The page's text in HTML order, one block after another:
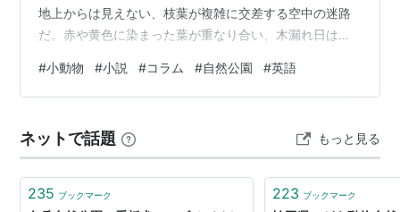
地上からは見えない、枝葉が複雑に交差する空中の迷路
だ。赤や黄色に染まった葉が重なり合い、木漏れ日は細
全体がゆっくり波のように揺れて見えます。 ウーちゃん
は、「春の草原と湿原の木道」。淡い緑の草が風に合わ
苔の絨毯はふわりと沈み、またゆっくり戻ります。丘の
上に立つと、視界が一気に開け、遠くの雪解け水が川と
なって流れ、その音が風に乗って届きます。 クー…
#小動物 #小説 #コラム #自然公園 #英語
ネットで話題 もっと見る
235 ブックマーク 223 ブックマーク